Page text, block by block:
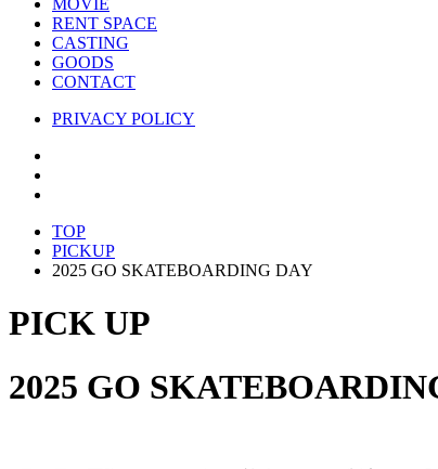
MOVIE
RENT SPACE
CASTING
GOODS
CONTACT
PRIVACY POLICY
TOP
PICKUP
2025 GO SKATEBOARDING DAY
PICK UP
2025 GO